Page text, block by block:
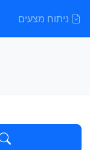
ניתוח מצעים